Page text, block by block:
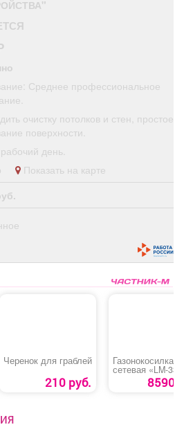
Погода
Среднее профессиональное
очистку потолков и стен, простое
поверхности.
день.
Показать на карте
Черенок для граблей
210 руб.
Газонокосилка
сетевая «LM-33-
8590